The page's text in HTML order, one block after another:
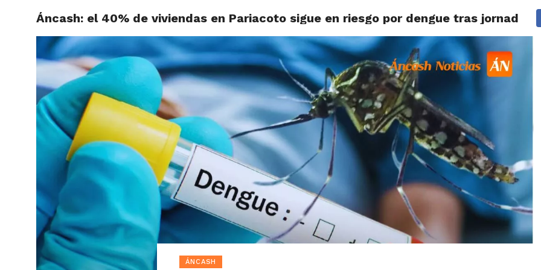
ACTUALIDAD HUARAZ ÁNCASH TÚ ELIGES 2026 POLICIALES
Áncash: el 40% de viviendas en Pariacoto sigue en riesgo por dengue tras jornada
ÁNCASH